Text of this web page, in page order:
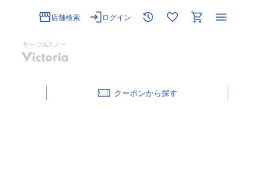
店舗検索 ログイン
サーフ&スノー
クーポン